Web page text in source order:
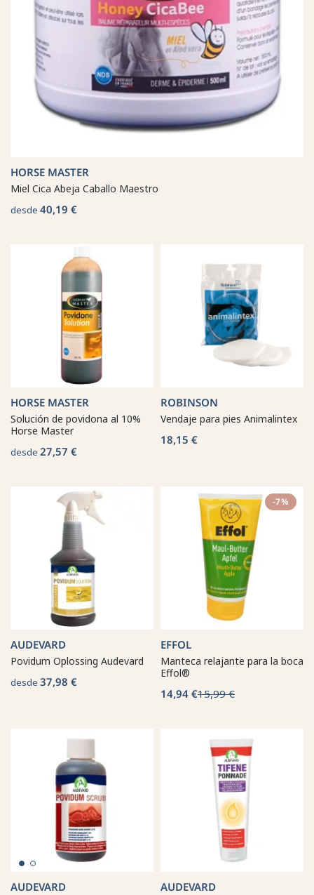
HORSE MASTER
Miel Cica Abeja Caballo Maestro
desde 40,19 €
HORSE MASTER
Solución de povidona al 10%
Horse Master
desde 27,57 €
ROBINSON
Vendaje para pies Animalintex
18,15 €
AUDEVARD
Povidum Oplossing Audevard
desde 37,98 €
-7%
EFFOL
Manteca relajante para la boca
Effol®
14,94 €15,99 €
AUDEVARD AUDEVARD